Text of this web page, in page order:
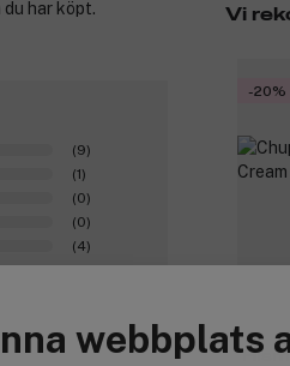
webbplats
Vi
-20%
har köpt.
(9)
(1)
(0)
(0)
(4)